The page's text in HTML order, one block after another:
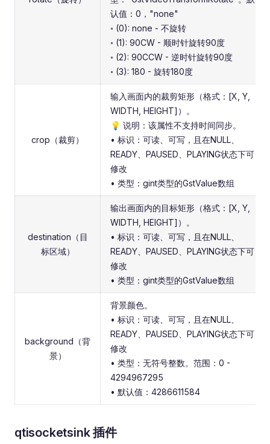
认值：0，"none"
◦ (0): none - 不旋转
◦ (1): 90CW - 顺时针旋转90度
◦ (2): 90CCW - 逆时针旋转90度
◦ (3): 180 - 旋转180度
crop（裁剪）
输入画面内的裁剪矩形（格式：[X, Y,
WIDTH, HEIGHT]）。
💡 说明：该属性不支持时间同步。
• 标识：可读、可写，且在NULL、
READY、PAUSED、PLAYING状态下可
修改
• 类型：gint类型的GstValue数组
destination（目
标区域）
输出画面内的目标矩形（格式：[X, Y,
WIDTH, HEIGHT]）。
• 标识：可读、可写，且在NULL、
READY、PAUSED、PLAYING状态下可
修改
• 类型：gint类型的GstValue数组
background（背
景）
背景颜色。
• 标识：可读、可写，且在NULL、
READY、PAUSED、PLAYING状态下可
修改
• 类型：无符号整数。范围：0 -
4294967295
• 默认值：4286611584
qtisocketsink 插件